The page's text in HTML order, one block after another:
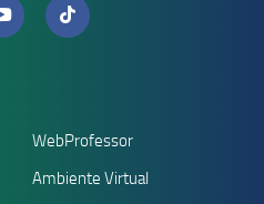
WebProfessor
Ambiente Virtual